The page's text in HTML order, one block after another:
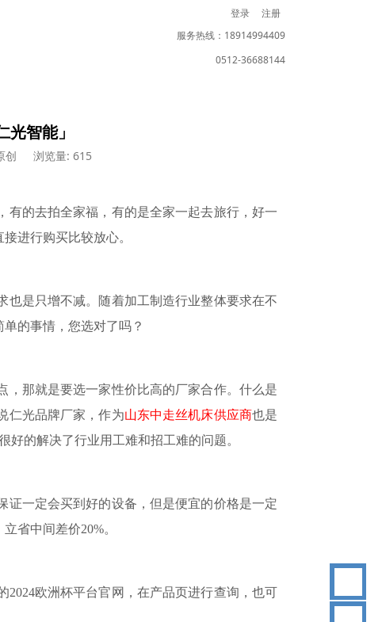
登录
注册
服务热线：18914994409
0512-36688144
智能」
创
浏览量: 615
有的去拍全家福，有的是全家一起去旅行，好一
进行购买比较放心。
也是只增不减。随着加工制造行业整体要求在不
单的事情，您选对了 吗？
，那就是要选一家性价比高的厂家合作。什么是
仁光品牌厂家 ，作为山东中走丝机床供应商也是
好的解决了行业用工难和招工难的问题。
证一定会买到好的设备，但是便宜的价格是一定
立省中间差价20%。
2024欧洲杯平台官网，在产品页进行查询，也可